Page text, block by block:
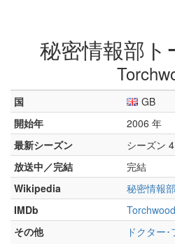
秘密情報部ト
国
GB
開始年
2006 年
最新シーズン
シーズン 4
放送中／完結
完結
Wikipedia
秘密情報
IMDb
その他
ドクター･